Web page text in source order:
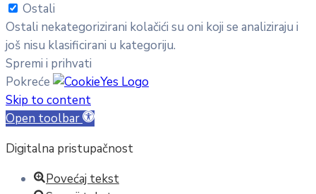
Ostali
Ostali nekategorizirani kolačići su oni koji se analiziraju i
još nisu klasificirani u kategoriju.
Spremi i prihvati
Pokreće
Skip to content
Open toolbar
Digitalna pristupačnost
Povećaj tekst